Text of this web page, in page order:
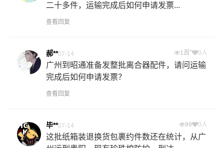
二十多件，运输完成后如何申请发票...
查看回复
郝**07-14 1百+ 0人
广州到昭通准备发整批离合器配件，请问运输
完成后如何申请发票？
查看回复
毕**07-14 99 0人
这批纸箱装退换货包裹约件数还在统计，从广